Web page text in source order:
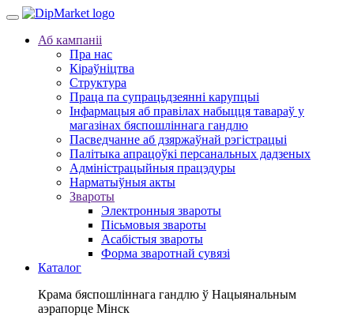
Аб кампаніі
Пра нас
Кіраўніцтва
Структура
Праца па супрацьдзеянні карупцыі
Інфармацыя аб правілах набыцця тавараў у
магазінах бяспошліннага гандлю
Пасведчанне аб дзяржаўнай рэгістрацыі
Палітыка апрацоўкі персанальных дадзеных
Адміністрацыйныя працэдуры
Нарматыўныя акты
Звароты
Электронныя звароты
Пісьмовыя звароты
Асабістыя звароты
Форма зваротнай сувязі
Каталог
Крама бяспошліннага гандлю ў Нацыянальным
аэрапорце Мінск